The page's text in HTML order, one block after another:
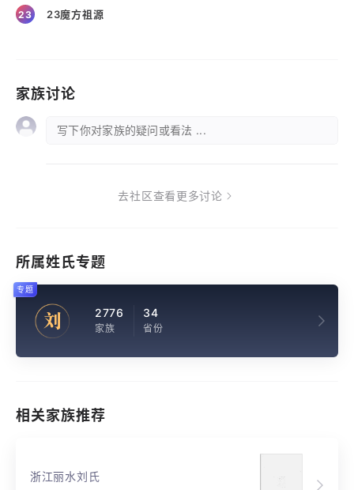
23 23魔方祖源
家族讨论
写下你对家族的疑问或看法 ...
去社区查看更多讨论
所属姓氏专题
刘 2776
家族
34
省份
专题
相关家族推荐
浙江丽水刘氏